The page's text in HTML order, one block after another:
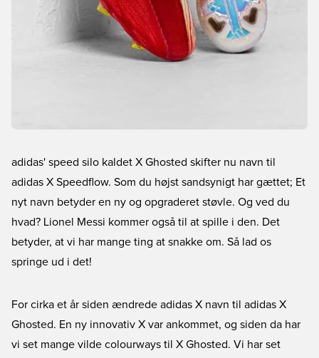
adidas' speed silo kaldet X Ghosted skifter nu navn til
adidas X Speedflow. Som du højst sandsynigt har gættet; Et
nyt navn betyder en ny og opgraderet støvle. Og ved du
hvad? Lionel Messi kommer også til at spille i den. Det
betyder, at vi har mange ting at snakke om. Så lad os
springe ud i det!
For cirka et år siden ændrede adidas X navn til adidas X
Ghosted. En ny innovativ X var ankommet, og siden da har
vi set mange vilde colourways til X Ghosted. Vi har set